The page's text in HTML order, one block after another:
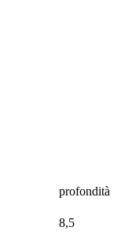
profondità
8,5